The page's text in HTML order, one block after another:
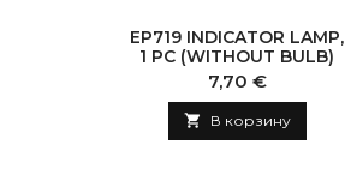
EP719 INDICATOR LAMP,
1 PC (WITHOUT BULB)
Цена
7,70 €
 В корзину